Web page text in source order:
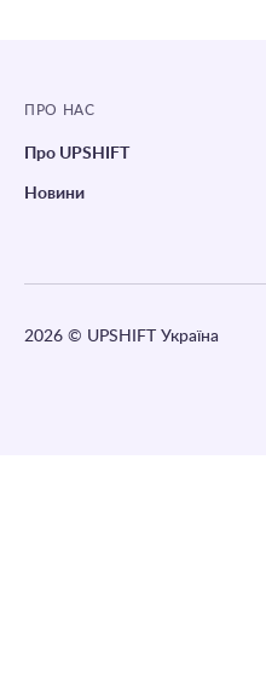
ПРО НАС
Про UPSHIFT
Новини
2026 © UPSHIFT Україна